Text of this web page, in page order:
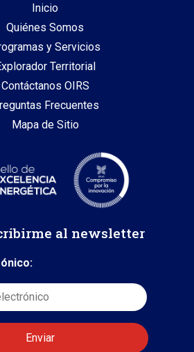
Inicio
Quiénes Somos
y Servicios
Territorial
Contáctanos OIRS
Frecuentes
Mapa de Sitio
al newsletter